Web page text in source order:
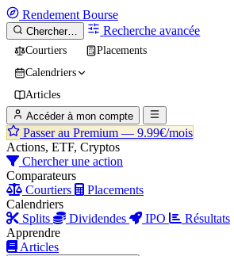
Rendement Bourse
Chercher… Recherche avancée
Courtiers
Placements
Calendriers
Articles
Accéder à mon compte
Passer au Premium — 9.99€/mois
Actions, ETF, Cryptos
Chercher une action
Comparateurs
Courtiers
Placements
Calendriers
Splits
Dividendes IPO
Résultats
Apprendre
Articles